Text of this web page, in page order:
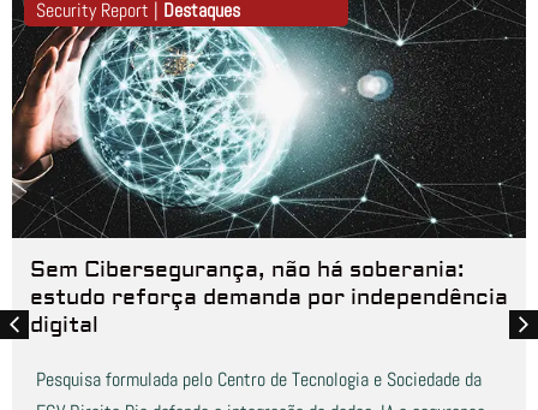
Security Report | Destaques
Sem Cibersegurança, não há soberania:
estudo reforça demanda por independência
digital
Pesquisa formulada pelo Centro de Tecnologia e Sociedade da